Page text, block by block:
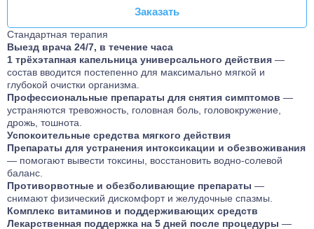
Заказать
Заказать
Стандартная терапия
Выезд врача 24/7, в течение часа
1 трёхэтапная капельница универсального действия —
состав вводится постепенно для максимально мягкой и
глубокой очистки организма.
Профессиональные препараты для снятия симптомов —
устраняются тревожность, головная боль, головокружение,
дрожь, тошнота.
Успокоительные средства мягкого действия
Препараты для устранения интоксикации и обезвоживания
— помогают вывести токсины, восстановить водно-солевой
баланс.
Противорвотные и обезболивающие препараты —
снимают физический дискомфорт и желудочные спазмы.
Комплекс витаминов и поддерживающих средств
Лекарственная поддержка на 5 дней после процедуры —